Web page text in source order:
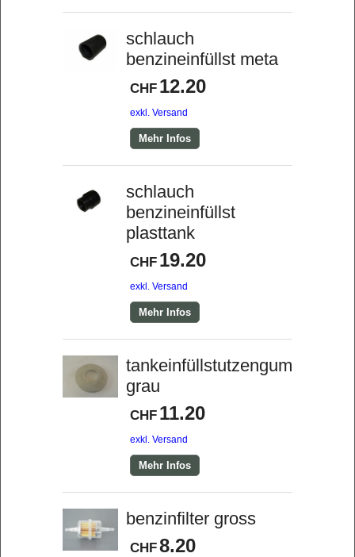
schlauch
benzineinfüllst meta
CHF 12.20
exkl. Versand
Mehr Infos
schlauch
benzineinfüllst
plasttank
CHF 19.20
exkl. Versand
Mehr Infos
tankeinfüllstutzengummi
grau
CHF 11.20
exkl. Versand
Mehr Infos
benzinfilter gross
CHF8.20